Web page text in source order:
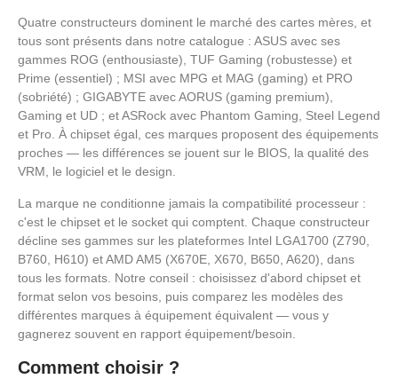
Quatre constructeurs dominent le marché des cartes mères, et
tous sont présents dans notre catalogue : ASUS avec ses
gammes ROG (enthousiaste), TUF Gaming (robustesse) et
Prime (essentiel) ; MSI avec MPG et MAG (gaming) et PRO
(sobriété) ; GIGABYTE avec AORUS (gaming premium),
Gaming et UD ; et ASRock avec Phantom Gaming, Steel Legend
et Pro. À chipset égal, ces marques proposent des équipements
proches — les différences se jouent sur le BIOS, la qualité des
VRM, le logiciel et le design.
La marque ne conditionne jamais la compatibilité processeur :
c'est le chipset et le socket qui comptent. Chaque constructeur
décline ses gammes sur les plateformes Intel LGA1700 (Z790,
B760, H610) et AMD AM5 (X670E, X670, B650, A620), dans
tous les formats. Notre conseil : choisissez d'abord chipset et
format selon vos besoins, puis comparez les modèles des
différentes marques à équipement équivalent — vous y
gagnerez souvent en rapport équipement/besoin.
Comment choisir ?